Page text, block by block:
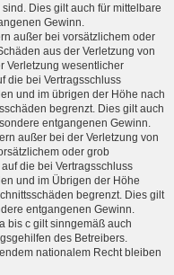
Dies gilt auch für mittelbare
Gewinn.
außer bei vorsätzlichem oder
aus der Verletzung von
Verletzung wesentlicher
die bei Vertragsschluss
und im übrigen der Höhe nach
begrenzt. Dies gilt auch
entgangenen Gewinn.
außer bei der Verletzung von
oder grob
die bei Vertragsschluss
und im Übrigen der Höhe
begrenzt. Dies gilt
entgangenen Gewinn.
bis c gilt sinngemäß auch
des Betreibers.
nationalem Recht bleiben